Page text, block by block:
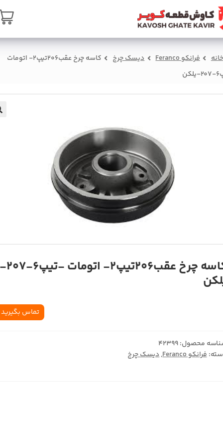
اصلی
سبد خرید درباره ما تماس با ما
خانه فرانکو Feranco دیسک چرخ
کاسه چرخ عقب206تيپ2- اتومات
کاسه چرخ عقب206تيپ2- اتومات -تيپ6-207-
تماس بگیرید
محصول:42399
فرانکو Feranco ,دیسک چرخ